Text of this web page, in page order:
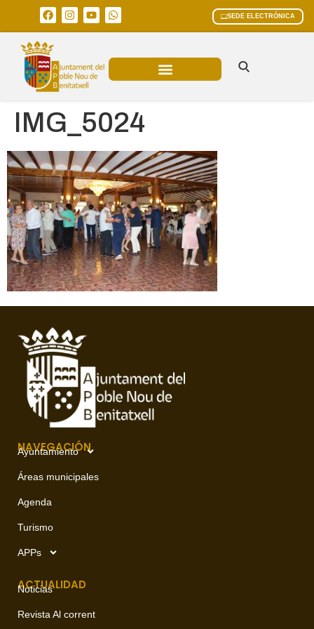
SEDE ELECTRÓNICA
IMG_5024
NAVEGACIÓN
Ayuntamiento
Áreas municipales
Agenda
Turismo
APPs
ACTUALIDAD
Noticias
Revista Al corrent